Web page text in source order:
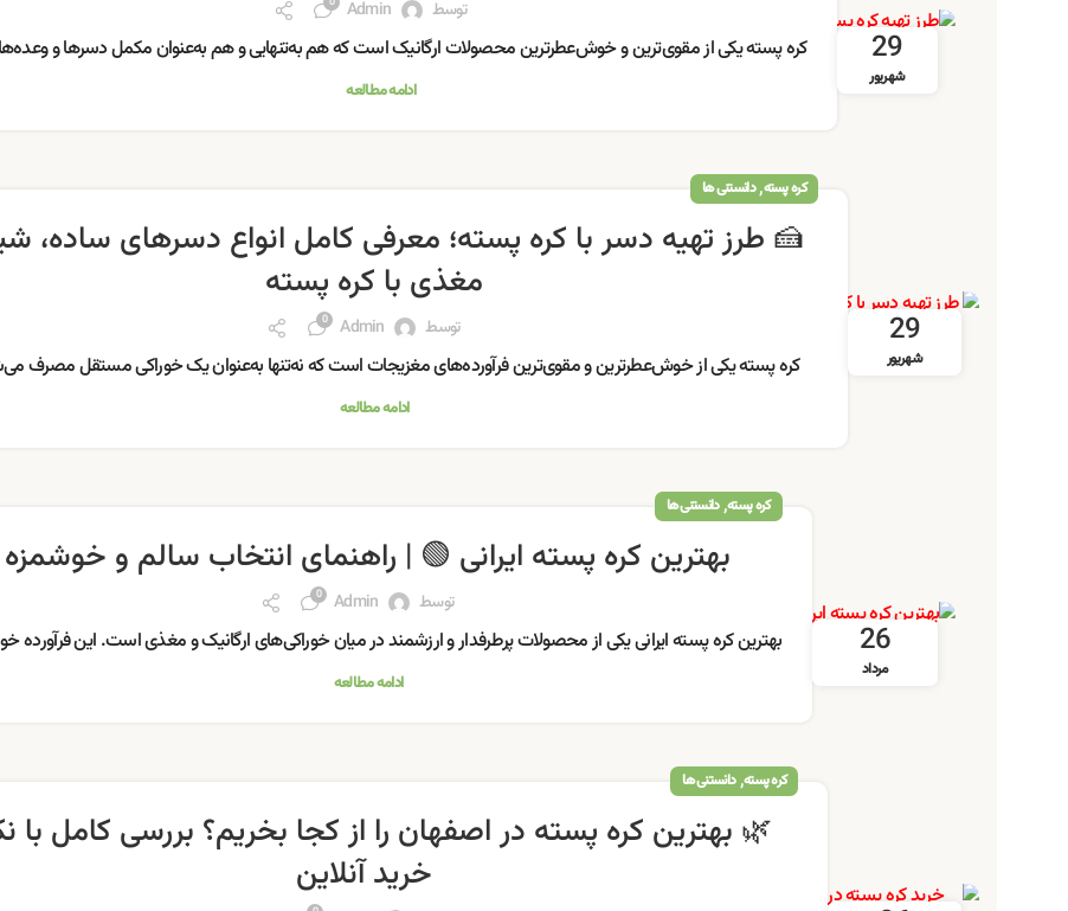
29
شهریور
توسط Admin
کره پسته یکی از مقوی‌ترین و خوش‌عطرترین محصولات ارگانیک است که هم به‌تنهایی و هم به‌عنوان مکمل دسرها و
ادامه مطالعه
29
شهریور
کره پسته,دانستنی ها
🍰 طرز تهیه دسر با کره پسته؛ معرفی کامل انواع دسرهای ساده،
مغذی با کره پسته
توسط Admin
0
کره پسته یکی از خوش‌عطرترین و مقوی‌ترین فرآورده‌های مغزیجات است که نه‌تنها به‌عنوان یک خوراکی مستقل مصرف
ادامه مطالعه
26
مرداد
کره پسته,دانستنی ها
بهترین کره پسته ایرانی 🟢 | راهنمای انتخاب سالم و خوشمزه
توسط Admin
0
بهترین کره پسته ایرانی یکی از محصولات پرطرفدار و ارزشمند در میان خوراکی‌های ارگانیک و مغذی است. این فرآورده
ادامه مطالعه
کره پسته,دانستنی ها
🌿 بهترین کره پسته در اصفهان را از کجا بخریم؟ بررسی کامل با
خرید آنلاین